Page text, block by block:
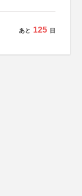
あと 125 日